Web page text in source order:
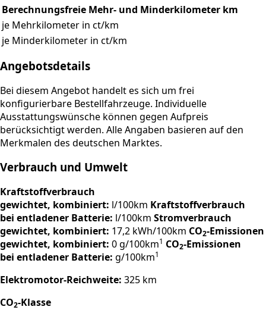
Berechnungsfreie Mehr- und Minderkilometer km
je Mehrkilometer in ct/km
je Minderkilometer in ct/km
Angebotsdetails
Bei diesem Angebot handelt es sich um frei
konfigurierbare Bestellfahrzeuge. Individuelle
Ausstattungswünsche können gegen Aufpreis
berücksichtigt werden. Alle Angaben basieren auf den
Merkmalen des deutschen Marktes.
Verbrauch und Umwelt
Kraftstoffverbrauch
gewichtet, kombiniert: l/100km Kraftstoffverbrauch
bei entladener Batterie: l/100km Stromverbrauch
gewichtet, kombiniert: 17,2 kWh/100km CO2-Emissionen
gewichtet, kombiniert: 0 g/100km1 CO2-Emissionen
bei entladener Batterie: g/100km1
Elektromotor-Reichweite: 325 km
CO2-Klasse